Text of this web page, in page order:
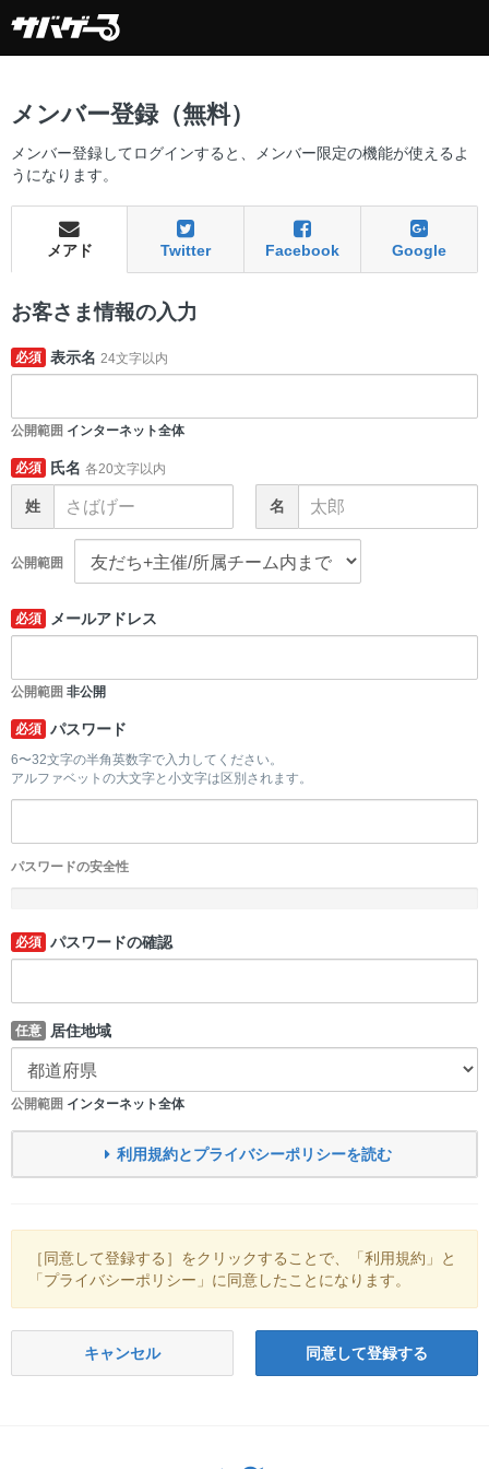
メンバー登録（無料）
メンバー登録してログインすると、メンバー限定の機能が使えるよ
うになります。
メアド Twitter Facebook Google
お客さま情報の入力
必須 表示名 24文字以内
公開範囲 インターネット全体
必須 氏名 各20文字以内
姓 名
公開範囲
必須 メールアドレス
公開範囲 非公開
必須 パスワード
6〜32文字の半角英数字で入力してください。
アルファベットの大文字と小文字は区別されます。
パスワードの安全性
必須 パスワードの確認
任意 居住地域
公開範囲 インターネット全体
利用規約とプライバシーポリシーを読む
［同意して登録する］をクリックすることで、「利用規約」と
「プライバシーポリシー」に同意したことになります。
キャンセル 同意して登録する